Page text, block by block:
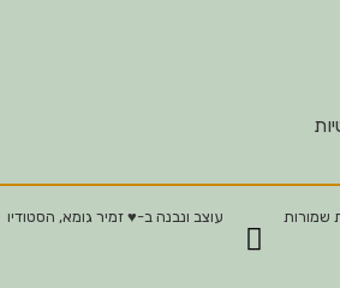
עוצב ונבנה ב-♥︎ זמיר גומא, הסטודיו